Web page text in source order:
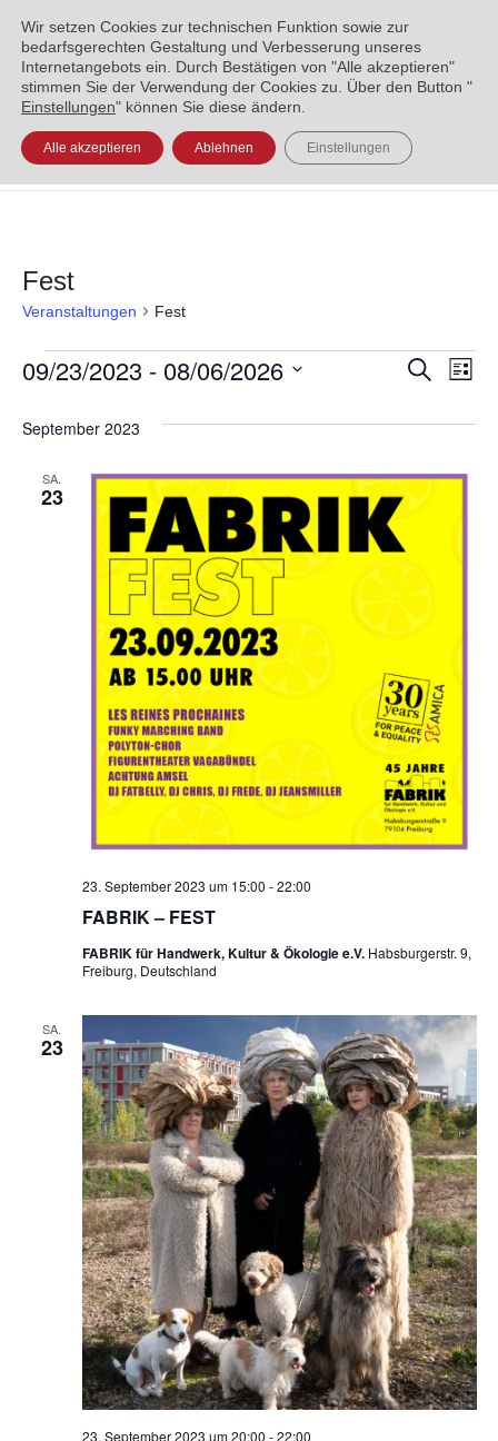
ENGLISH العربية УКРАЇНСЬКА
Fest
Veranstaltungen Fest
Suche
Liste
09/23/2023 - 08/06/2026
wählen.
September 2023
SA.
23
FABRIK – FEST
23. September 2023 um 15:00 -22:00
FABRIK für Handwerk, Kultur & Ökologie e.V. Habsburgerstr. 9,
Freiburg, Deutschland
SA.
23
23. September 2023 um 20:00 -22:00
Wir setzen Cookies zur technischen Funktion sowie zur
bedarfsgerechten Gestaltung und Verbesserung unseres
Internetangebots ein. Durch Bestätigen von "Alle akzeptieren"
stimmen Sie der Verwendung der Cookies zu. Über den Button "
Einstellungen" können Sie diese ändern.
Alle akzeptieren Ablehnen Einstellungen